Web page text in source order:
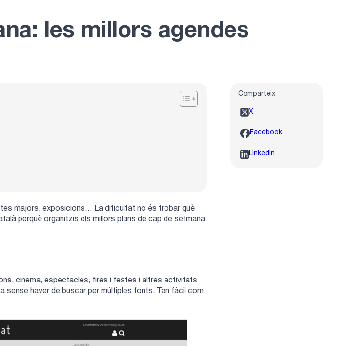
les millors agendes
majors, exposicions… La dificultat no és trobar què
perquè organitzis els millors plans de cap de setmana.
cinema, espectacles, fires i festes i altres activitats
sense haver de buscar per múltiples fonts. Tan fàcil com
Comparteix
X
Facebook
LinkedIn